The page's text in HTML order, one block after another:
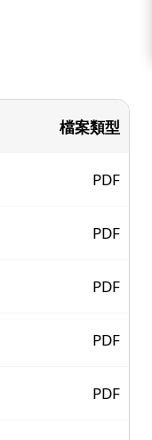
檔案類型
PDF
PDF
PDF
PDF
PDF